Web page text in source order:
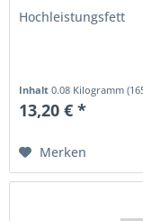
Hochleistungsfett
Inhalt0.08 Kilogramm
13,20 € *
Merken